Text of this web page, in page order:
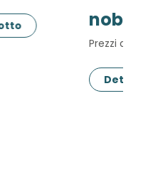
(4 facciate)
Prezzi a partire da 12,50
Dettagli prodotto